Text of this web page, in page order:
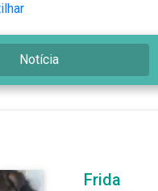
Notícia
Frida